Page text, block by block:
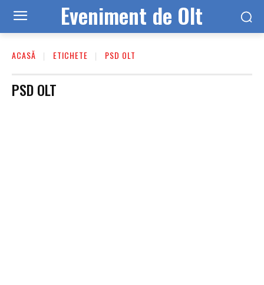
Eveniment de Olt
ACASĂ ETICHETE PSD OLT
PSD OLT